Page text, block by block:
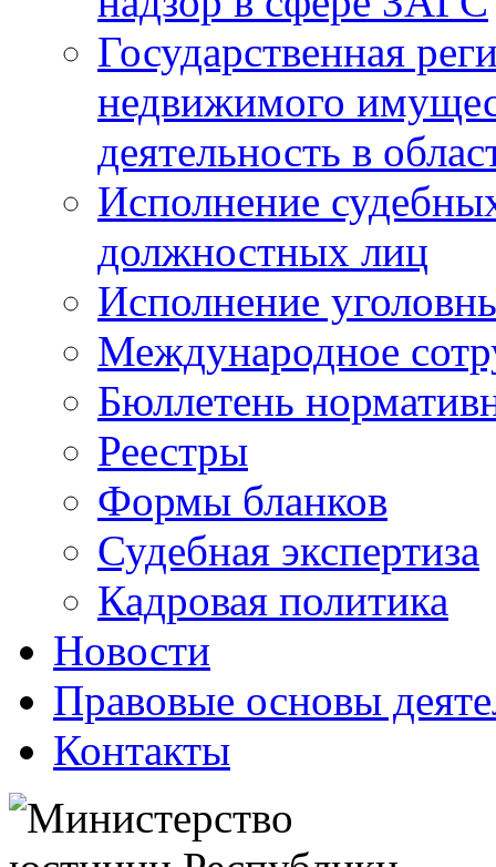
Государственная
недвижимого
деятельность в
Исполнение
должностных лиц
Исполнение
Международное
Бюллетень
Реестры
Формы бланков
Судебная экспертиза
Кадровая политика
Новости
Правовые основы
Контакты